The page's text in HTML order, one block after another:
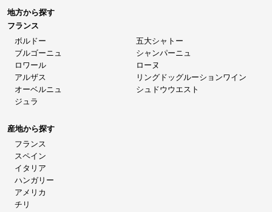
地方から探す
フランス
ボルドー
五大シャトー
ブルゴーニュ
シャンパーニュ
ロワール
ローヌ
アルザス
リングドッグルーションワイン
オーベルニュ
シュドウウエスト
ジュラ
産地から探す
フランス
スペイン
イタリア
ハンガリー
アメリカ
チリ